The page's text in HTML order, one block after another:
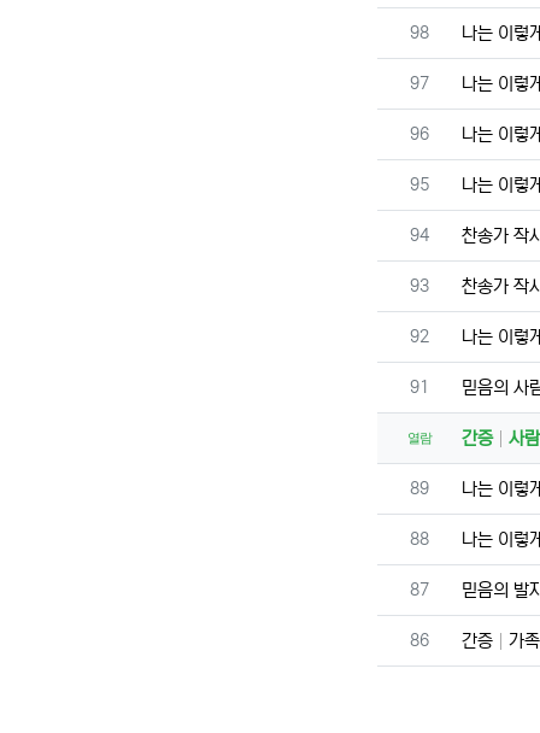
번호
98 나는 이렇
번호
97 나는 이렇
번호
96 나는 이렇
번호
95 나는 이렇
번호
94 찬송가 작
번호
93 찬송가 작
번호
92 나는 이렇
번호
91 믿음의 사
열람 간증 사
번호
89 나는 이렇
번호
88 나는 이렇
번호
87 믿음의 발
번호
86 간증 가